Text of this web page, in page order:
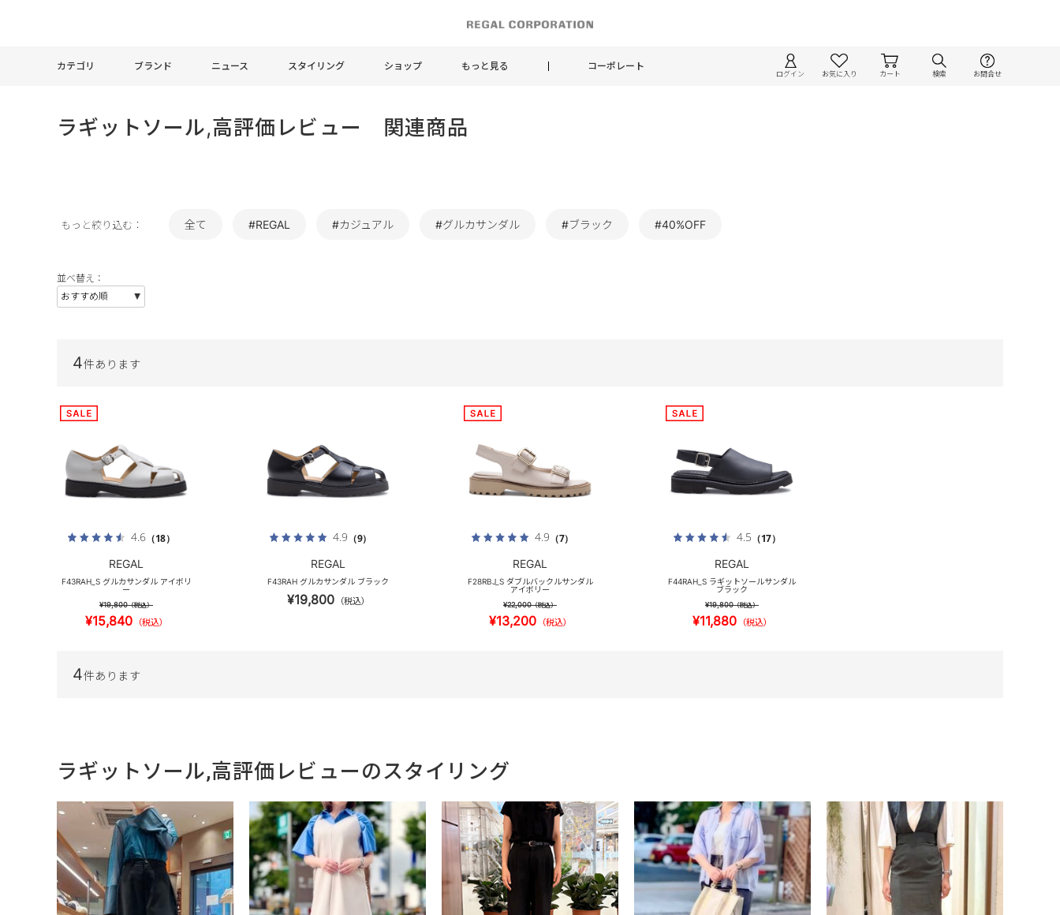
カテゴリ ブランド ニュース スタイリング ショップ もっと見る コーポレート
ログイン お気に入り カート 検索 お問合せ
ラギットソール,高評価レビュー 関連商品
もっと絞り込む： 全て #REGAL #カジュアル #グルカサンダル #ブラック #40%OFF
並べ替え：
4件あります
4.6（18）
REGAL
F43RAH_S グルカサンダル アイボリ
ー
¥19,800（税込）
¥15,840 （税込）
4.9 （9）
REGAL
F43RAH グルカサンダル ブラック
¥19,800 （税込）
4.9 （7）
REGAL
F28RBJ_S ダブルバックルサンダル
アイボリー
¥22,000（税込）
¥13,200 （税込）
4.5 （17）
REGAL
F44RAH_S ラギットソールサンダル
ブラック
¥19,800（税込）
¥11,880 （税込）
4件あります
ラギットソール,高評価レビューのスタイリング